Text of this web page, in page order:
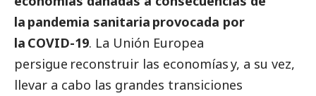
la pandemia sanitaria provocada por
la COVID-19. La Unión Europea
persigue reconstruir las economías y, a su vez,
llevar a cabo las grandes transiciones